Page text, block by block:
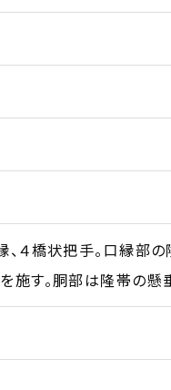
、４橋状把手。口縁部
施す。胴部は隆帯の懸